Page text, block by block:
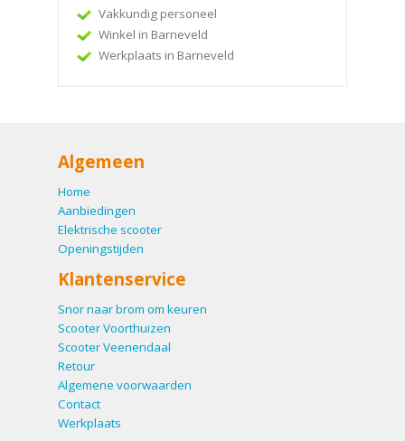
Vakkundig personeel
Winkel in Barneveld
Werkplaats in Barneveld
Algemeen
Home
Aanbiedingen
Elektrische scooter
Openingstijden
Klantenservice
Snor naar brom om keuren
Scooter Voorthuizen
Scooter Veenendaal
Retour
Algemene voorwaarden
Contact
Werkplaats